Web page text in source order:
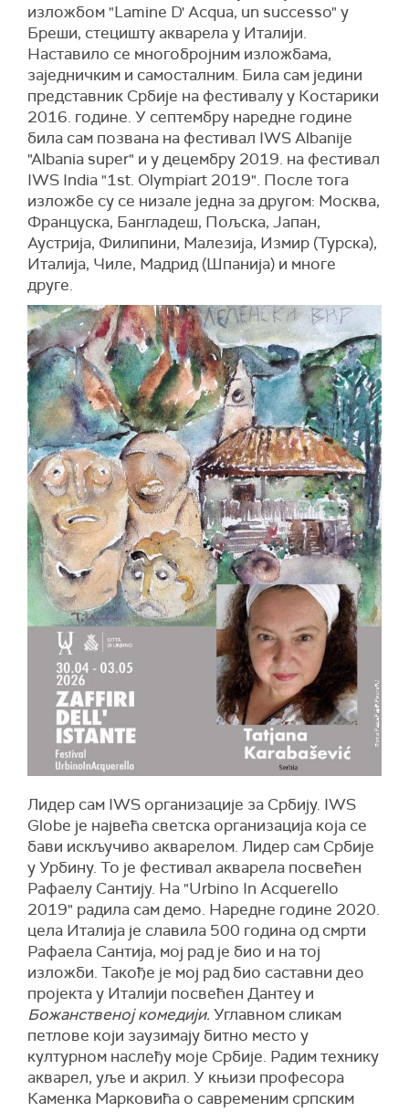
изложбом "Lamine D' Acqua, un successo" у
Бреши, стецишту акварела у Италији.
Наставило се многобројним изложбама,
заједничким и самосталним. Била сам једини
представник Србије на фестивалу у Костарики
2016. године. У септембру наредне године
била сам позвана на фестивал IWS Albanije
"Albania super" и у децембру 2019. на фестивал
IWS India "1st. Olympiart 2019". После тога
изложбе су се низале једна за другом: Москва,
Француска, Бангладеш, Пољска, Јапан,
Аустрија, Филипини, Малезија, Измир (Турска),
Италија, Чиле, Мадрид (Шпанија) и многе
друге.
Лидер сам IWS организације за Србију. IWS
Globe је највећа светска организација која се
бави искључиво акварелом. Лидер сам Србије
у Урбину. То је фестивал акварела посвећен
Рафаелу Сантију. На "Urbino In Acquerello
2019" радила сам демо. Наредне године 2020.
цела Италија је славила 500 година од смрти
Рафаела Сантија, мој рад је био и на тој
изложби. Такође је мој рад био саставни део
пројекта у Италији посвећен Дантеу и
Божанственој комедији. Углавном сликам
петлове који заузимају битно место у
културном наслеђу моје Србије. Радим технику
акварел, уље и акрил. У књизи професора
Каменка Марковића о савременим српским